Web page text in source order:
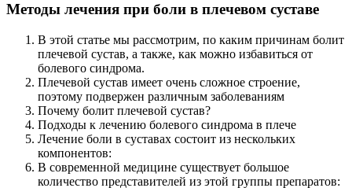
Методы лечения при боли в плечевом суставе
В этой статье мы рассмотрим, по каким причинам болит
плечевой сустав, а также, как можно избавиться от
болевого синдрома.
Плечевой сустав имеет очень сложное строение,
поэтому подвержен различным заболеваниям
Почему болит плечевой сустав?
Подходы к лечению болевого синдрома в плече
Лечение боли в суставах состоит из нескольких
компонентов:
В современной медицине существует большое
количество представителей из этой группы препаратов: